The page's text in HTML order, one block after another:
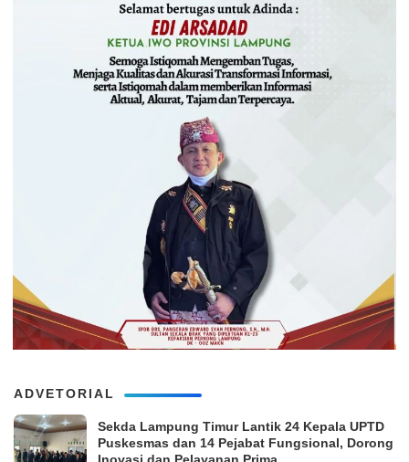
ADVETORIAL
‎Sekda Lampung Timur Lantik 24 Kepala UPTD
Puskesmas dan 14 Pejabat Fungsional, Dorong